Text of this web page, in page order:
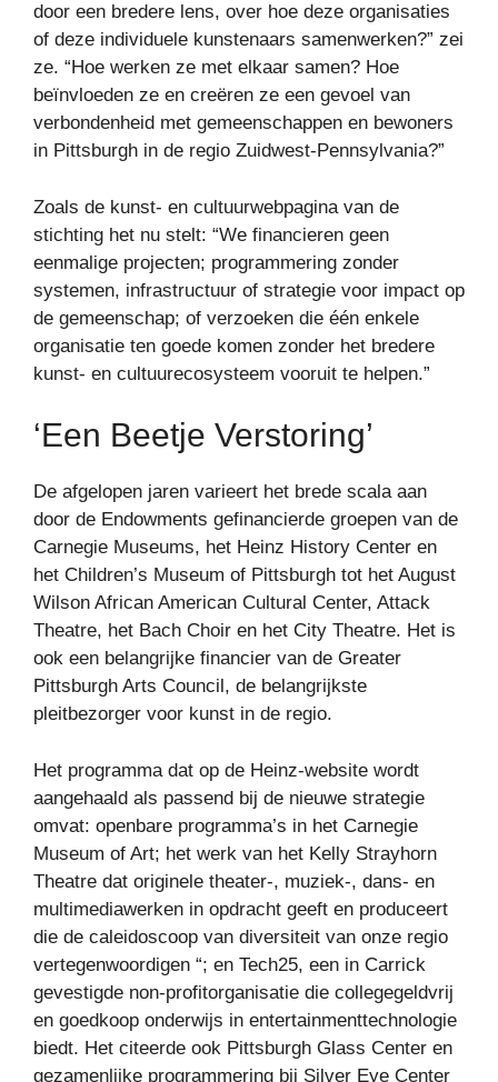
door een bredere lens, over hoe deze organisaties
of deze individuele kunstenaars samenwerken?” zei
ze. “Hoe werken ze met elkaar samen? Hoe
beïnvloeden ze en creëren ze een gevoel van
verbondenheid met gemeenschappen en bewoners
in Pittsburgh in de regio Zuidwest-Pennsylvania?”
Zoals de kunst- en cultuurwebpagina van de
stichting het nu stelt: “We financieren geen
eenmalige projecten; programmering zonder
systemen, infrastructuur of strategie voor impact op
de gemeenschap; of verzoeken die één enkele
organisatie ten goede komen zonder het bredere
kunst- en cultuurecosysteem vooruit te helpen.”
‘Een Beetje Verstoring’
De afgelopen jaren varieert het brede scala aan
door de Endowments gefinancierde groepen van de
Carnegie Museums, het Heinz History Center en
het Children’s Museum of Pittsburgh tot het August
Wilson African American Cultural Center, Attack
Theatre, het Bach Choir en het City Theatre. Het is
ook een belangrijke financier van de Greater
Pittsburgh Arts Council, de belangrijkste
pleitbezorger voor kunst in de regio.
Het programma dat op de Heinz-website wordt
aangehaald als passend bij de nieuwe strategie
omvat: openbare programma’s in het Carnegie
Museum of Art; het werk van het Kelly Strayhorn
Theatre dat originele theater-, muziek-, dans- en
multimediawerken in opdracht geeft en produceert
die de caleidoscoop van diversiteit van onze regio
vertegenwoordigen “; en Tech25, een in Carrick
gevestigde non-profitorganisatie die collegegeldvrij
en goedkoop onderwijs in entertainmenttechnologie
biedt. Het citeerde ook Pittsburgh Glass Center en
gezamenlijke programmering bij Silver Eye Center